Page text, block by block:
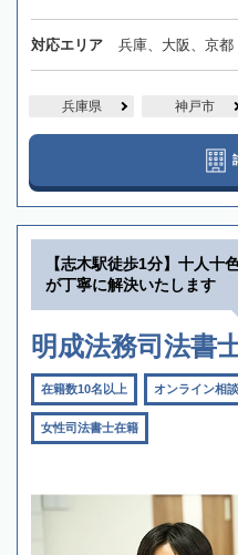
対応エリア 兵庫、大阪、京都
兵庫県 神戸市
【志木駅徒歩1分】十人十
が丁寧に解決いたします
明成法務司法書
在籍数10名以上 オンライン相
女性司法書士在籍